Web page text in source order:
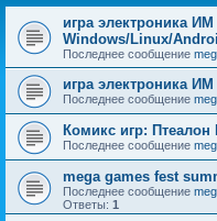
игра электроника
Windows/Linux/
Последнее сообщение
игра электроника
Последнее сообщение
Комикс игр: Птеалон
Последнее сообщение
mega games fest
Последнее сообщение
Ответы: 1